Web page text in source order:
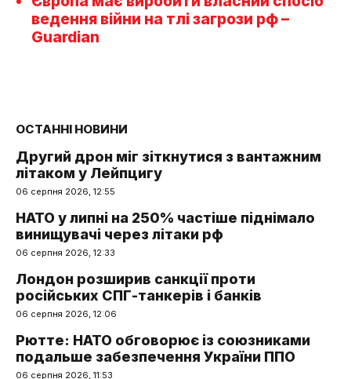
ведення війни на тлі загрози рф –
Guardian
ОСТАННІ НОВИНИ
Другий дрон міг зіткнутися з вантажним
літаком у Лейпцигу
06 серпня 2026, 12:55
НАТО у липні на 250% частіше піднімало
винищувачі через літаки рф
06 серпня 2026, 12:33
Лондон розширив санкції проти
російських СПГ-танкерів і банків
06 серпня 2026, 12:06
Рютте: НАТО обговорює із союзниками
подальше забезпечення України ППО
06 серпня 2026, 11:53